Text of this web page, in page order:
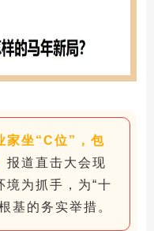
家坐“C位”，包
报道直击大会现
境为抓手，为“十
基的务实举措。